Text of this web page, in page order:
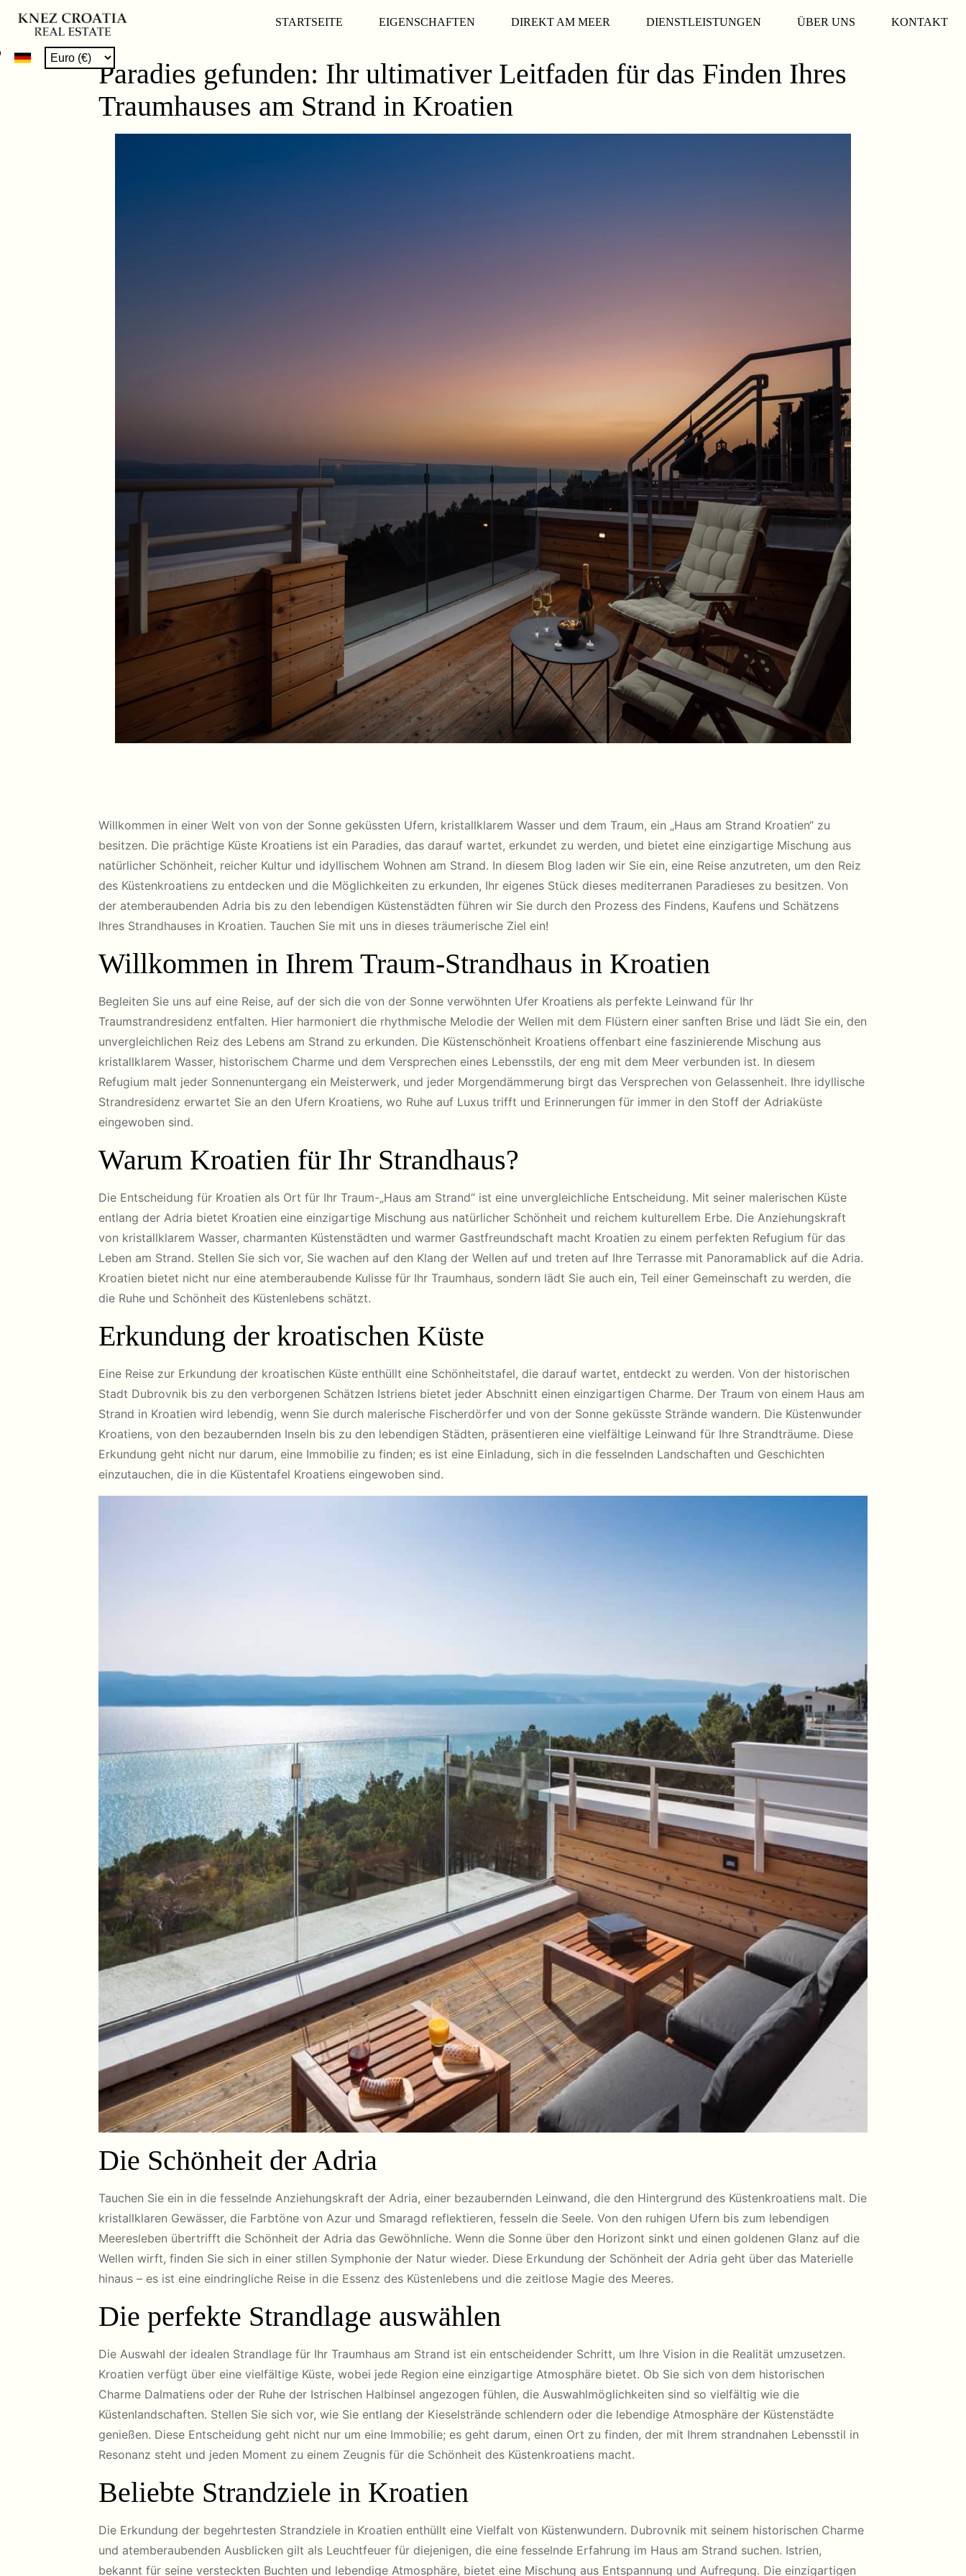
STARTSEITE EIGENSCHAFTEN DIREKT AM MEER DIENSTLEISTUNGEN ÜBER UNS KONTAKT
Paradies gefunden: Ihr ultimativer Leitfaden für das Finden Ihres
Traumhauses am Strand in Kroatien
Willkommen in einer Welt von von der Sonne geküssten Ufern, kristallklarem Wasser und dem Traum, ein „Haus am Strand Kroatien“ zu
besitzen. Die prächtige Küste Kroatiens ist ein Paradies, das darauf wartet, erkundet zu werden, und bietet eine einzigartige Mischung aus
natürlicher Schönheit, reicher Kultur und idyllischem Wohnen am Strand. In diesem Blog laden wir Sie ein, eine Reise anzutreten, um den Reiz
des Küstenkroatiens zu entdecken und die Möglichkeiten zu erkunden, Ihr eigenes Stück dieses mediterranen Paradieses zu besitzen. Von
der atemberaubenden Adria bis zu den lebendigen Küstenstädten führen wir Sie durch den Prozess des Findens, Kaufens und Schätzens
Ihres Strandhauses in Kroatien. Tauchen Sie mit uns in dieses träumerische Ziel ein!
Willkommen in Ihrem Traum-Strandhaus in Kroatien
Begleiten Sie uns auf eine Reise, auf der sich die von der Sonne verwöhnten Ufer Kroatiens als perfekte Leinwand für Ihr
Traumstrandresidenz entfalten. Hier harmoniert die rhythmische Melodie der Wellen mit dem Flüstern einer sanften Brise und lädt Sie ein, den
unvergleichlichen Reiz des Lebens am Strand zu erkunden. Die Küstenschönheit Kroatiens offenbart eine faszinierende Mischung aus
kristallklarem Wasser, historischem Charme und dem Versprechen eines Lebensstils, der eng mit dem Meer verbunden ist. In diesem
Refugium malt jeder Sonnenuntergang ein Meisterwerk, und jeder Morgendämmerung birgt das Versprechen von Gelassenheit. Ihre idyllische
Strandresidenz erwartet Sie an den Ufern Kroatiens, wo Ruhe auf Luxus trifft und Erinnerungen für immer in den Stoff der Adriaküste
eingewoben sind.
Warum Kroatien für Ihr Strandhaus?
Die Entscheidung für Kroatien als Ort für Ihr Traum-„Haus am Strand“ ist eine unvergleichliche Entscheidung. Mit seiner malerischen Küste
entlang der Adria bietet Kroatien eine einzigartige Mischung aus natürlicher Schönheit und reichem kulturellem Erbe. Die Anziehungskraft
von kristallklarem Wasser, charmanten Küstenstädten und warmer Gastfreundschaft macht Kroatien zu einem perfekten Refugium für das
Leben am Strand. Stellen Sie sich vor, Sie wachen auf den Klang der Wellen auf und treten auf Ihre Terrasse mit Panoramablick auf die Adria.
Kroatien bietet nicht nur eine atemberaubende Kulisse für Ihr Traumhaus, sondern lädt Sie auch ein, Teil einer Gemeinschaft zu werden, die
die Ruhe und Schönheit des Küstenlebens schätzt.
Erkundung der kroatischen Küste
Eine Reise zur Erkundung der kroatischen Küste enthüllt eine Schönheitstafel, die darauf wartet, entdeckt zu werden. Von der historischen
Stadt Dubrovnik bis zu den verborgenen Schätzen Istriens bietet jeder Abschnitt einen einzigartigen Charme. Der Traum von einem Haus am
Strand in Kroatien wird lebendig, wenn Sie durch malerische Fischerdörfer und von der Sonne geküsste Strände wandern. Die Küstenwunder
Kroatiens, von den bezaubernden Inseln bis zu den lebendigen Städten, präsentieren eine vielfältige Leinwand für Ihre Strandträume. Diese
Erkundung geht nicht nur darum, eine Immobilie zu finden; es ist eine Einladung, sich in die fesselnden Landschaften und Geschichten
einzutauchen, die in die Küstentafel Kroatiens eingewoben sind.
Die Schönheit der Adria
Tauchen Sie ein in die fesselnde Anziehungskraft der Adria, einer bezaubernden Leinwand, die den Hintergrund des Küstenkroatiens malt. Die
kristallklaren Gewässer, die Farbtöne von Azur und Smaragd reflektieren, fesseln die Seele. Von den ruhigen Ufern bis zum lebendigen
Meeresleben übertrifft die Schönheit der Adria das Gewöhnliche. Wenn die Sonne über den Horizont sinkt und einen goldenen Glanz auf die
Wellen wirft, finden Sie sich in einer stillen Symphonie der Natur wieder. Diese Erkundung der Schönheit der Adria geht über das Materielle
hinaus – es ist eine eindringliche Reise in die Essenz des Küstenlebens und die zeitlose Magie des Meeres.
Die perfekte Strandlage auswählen
Die Auswahl der idealen Strandlage für Ihr Traumhaus am Strand ist ein entscheidender Schritt, um Ihre Vision in die Realität umzusetzen.
Kroatien verfügt über eine vielfältige Küste, wobei jede Region eine einzigartige Atmosphäre bietet. Ob Sie sich von dem historischen
Charme Dalmatiens oder der Ruhe der Istrischen Halbinsel angezogen fühlen, die Auswahlmöglichkeiten sind so vielfältig wie die
Küstenlandschaften. Stellen Sie sich vor, wie Sie entlang der Kieselstrände schlendern oder die lebendige Atmosphäre der Küstenstädte
genießen. Diese Entscheidung geht nicht nur um eine Immobilie; es geht darum, einen Ort zu finden, der mit Ihrem strandnahen Lebensstil in
Resonanz steht und jeden Moment zu einem Zeugnis für die Schönheit des Küstenkroatiens macht.
Beliebte Strandziele in Kroatien
Die Erkundung der begehrtesten Strandziele in Kroatien enthüllt eine Vielfalt von Küstenwundern. Dubrovnik mit seinem historischen Charme
und atemberaubenden Ausblicken gilt als Leuchtfeuer für diejenigen, die eine fesselnde Erfahrung im Haus am Strand suchen. Istrien,
bekannt für seine versteckten Buchten und lebendige Atmosphäre, bietet eine Mischung aus Entspannung und Aufregung. Die einzigartigen